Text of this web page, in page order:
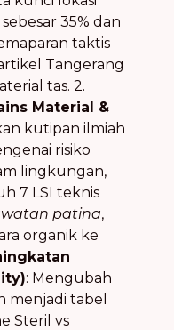
35% dan
taktis
Tangerang
tas. 2.
Material &
kutipan ilmiah
risiko
lingkungan,
7 LSI teknis
patina,
organik ke
: Mengubah
menjadi tabel
Steril vs